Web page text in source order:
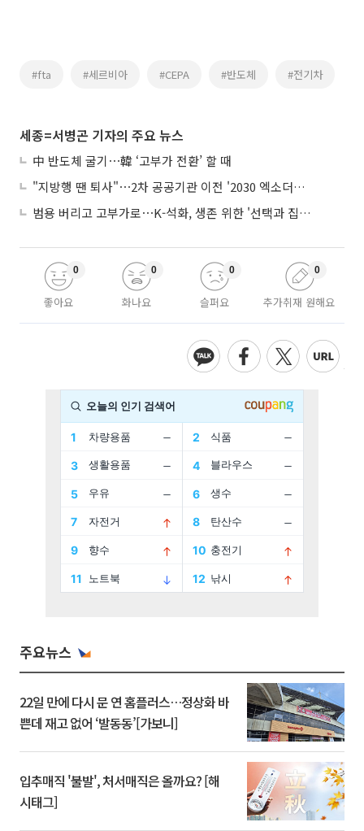
#fta #세르비아 #CEPA #반도체 #전기차
세종=서병곤 기자의 주요 뉴스
中 반도체 굴기⋯韓 ‘고부가 전환’ 할 때
"지방행 땐 퇴사"⋯2차 공공기관 이전 '2030 엑소더스' 뇌관
범용 버리고 고부가로⋯K-석화, 생존 위한 '선택과 집중'
좋아요
0
화나요
0
슬퍼요
0
추가취재 원해요
0
주요뉴스
22일 만에 다시 문 연 홈플러스…정상화 바
쁜데 재고 없어 ‘발동동’[가보니]
입추매직 '불발', 처서매직은 올까요? [해
시태그]